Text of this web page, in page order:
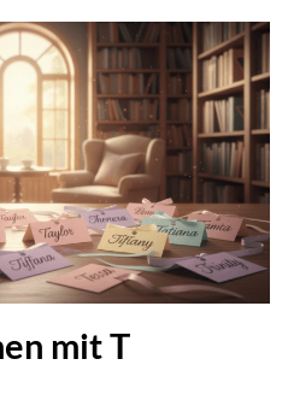
mit T